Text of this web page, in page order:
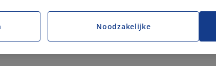
Noodzakelijke